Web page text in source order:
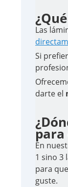
Las
Si
darte el
para
En
1 sino 3
para
guste.